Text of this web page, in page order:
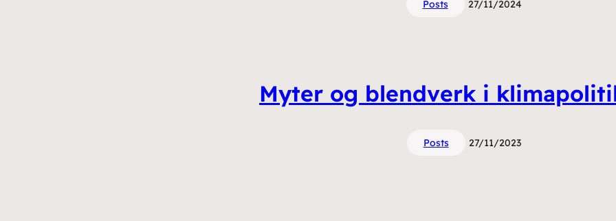
Posts 27/11/2024
Myter og blendverk i
Posts 27/11/2023